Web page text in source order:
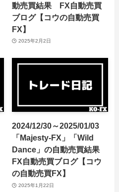
動売買結果 FX自動売買
ブログ【コウの自動売買
FX】
2025年2月2日
2024/12/30～2025/01/03
「Majesty-FX」「Wild
Dance」の自動売買結果
FX自動売買ブログ【コウ
の自動売買FX】
2025年1月22日